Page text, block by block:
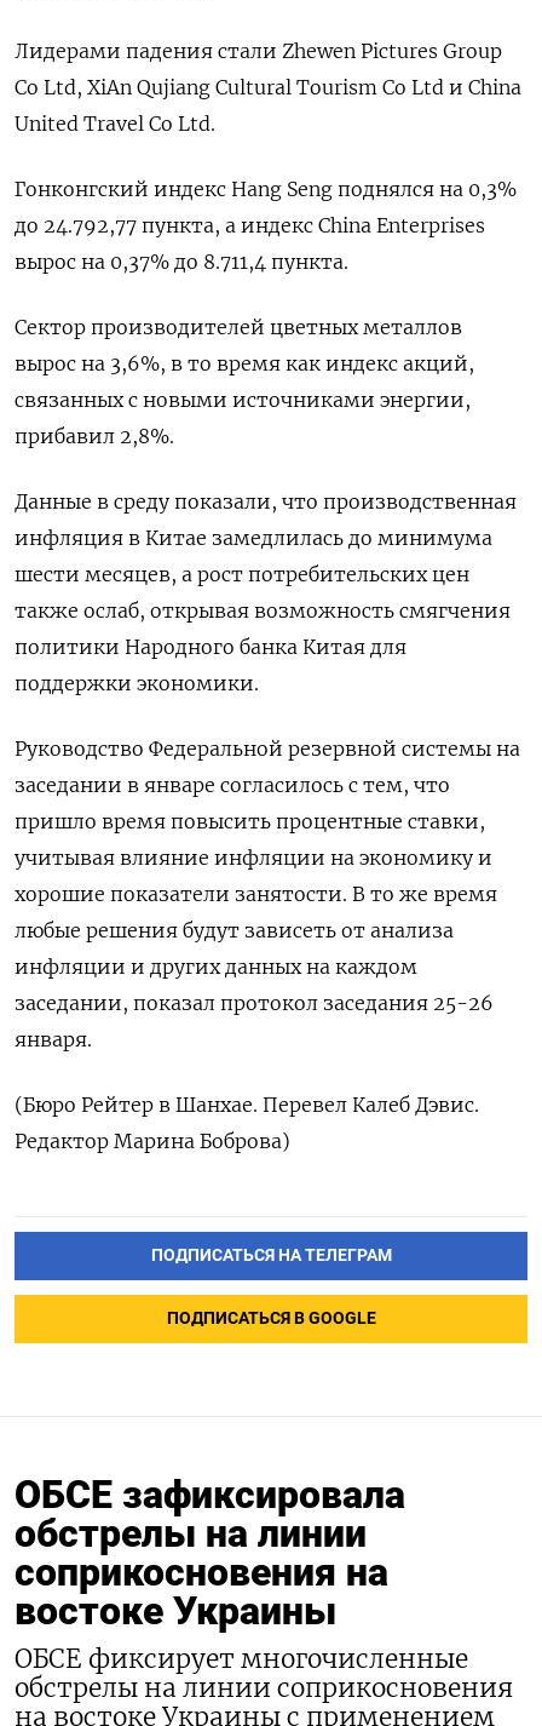
Лидерами падения стали Zhewen Pictures Group
Co Ltd, XiAn Qujiang Cultural Tourism Co Ltd и China
United Travel Co Ltd.
Гонконгский индекс Hang Seng поднялся на 0,3%
до 24.792,77​ пункта, а индекс China Enterprises
вырос на 0,37% до 8.711,4 пункта.
Сектор производителей цветных металлов
вырос на 3,6%, в то время как индекс акций,
связанных с новыми источниками энергии,
прибавил 2,8%.
Данные в среду показали, что производственная
инфляция в Китае замедлилась до минимума
шести месяцев, а рост потребительских цен
также ослаб, открывая возможность смягчения
политики Народного банка Китая для
поддержки экономики.
Руководство Федеральной резервной системы на
заседании в январе согласилось с тем, что
пришло время повысить процентные ставки,
учитывая влияние инфляции на экономику и
хорошие показатели занятости. В то же время
любые решения будут зависеть от анализа
инфляции и других данных на каждом
заседании, показал протокол заседания 25-26
января.
(Бюро Рейтер в Шанхае. Перевел Калеб Дэвис.
Редактор Марина Боброва)
ПОДПИСАТЬСЯ НА ТЕЛЕГРАМ
ПОДПИСАТЬСЯ В GOOGLE
ОБСЕ зафиксировала
обстрелы на линии
соприкосновения на
востоке Украины
ОБСЕ фиксирует многочисленные
обстрелы на линии соприкосновения
на востоке Украины с применением